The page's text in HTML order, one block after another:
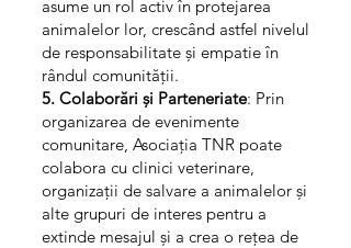
asume un rol activ în protejarea
animalelor lor, crescând astfel nivelul
de responsabilitate și empatie în
rândul comunității.
5. Colaborări și Parteneriate: Prin
organizarea de evenimente
comunitare, Asociația TNR poate
colabora cu clinici veterinare,
organizații de salvare a animalelor și
alte grupuri de interes pentru a
extinde mesajul și a crea o rețea de